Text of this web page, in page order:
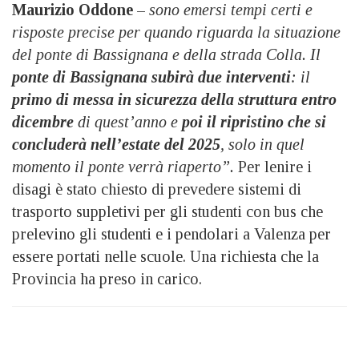
Maurizio Oddone – sono emersi tempi certi e
risposte precise per quando riguarda la situazione
del ponte di Bassignana e della strada Colla. Il
ponte di Bassignana subirà due interventi: il
primo di messa in sicurezza della struttura entro
dicembre di quest’anno e poi il ripristino che si
concluderà nell’estate del 2025, solo in quel
momento il ponte verrà riaperto”. Per lenire i
disagi è stato chiesto di prevedere sistemi di
trasporto suppletivi per gli studenti con bus che
prelevino gli studenti e i pendolari a Valenza per
essere portati nelle scuole. Una richiesta che la
Provincia ha preso in carico.